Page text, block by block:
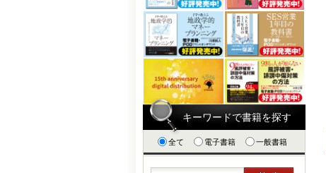
キーワードで書籍を探す
全て 電子書籍 一般書籍